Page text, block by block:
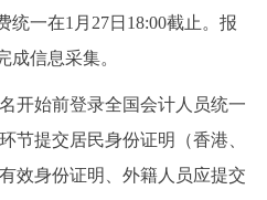
统一在1月27日18:00截止。报
成信息采集。
开始前登录全国会计人员统一
节提交居民身份证明（香港、
效身份证明、外籍人员应提交